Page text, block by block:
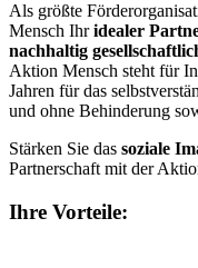
Als größte
Mensch Ihridealer
nachhaltig
Aktion Mensch steht für
Jahren für das
und ohne Behinderung
Stärken Sie das soziale
Partnerschaft mit der
Ihre Vorteile: